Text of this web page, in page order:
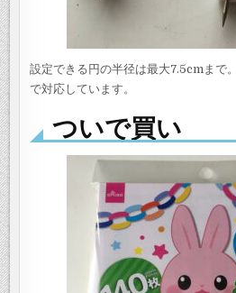
設定できる円の半径は最大7.5cmまで
で対応しています。
ついで買い